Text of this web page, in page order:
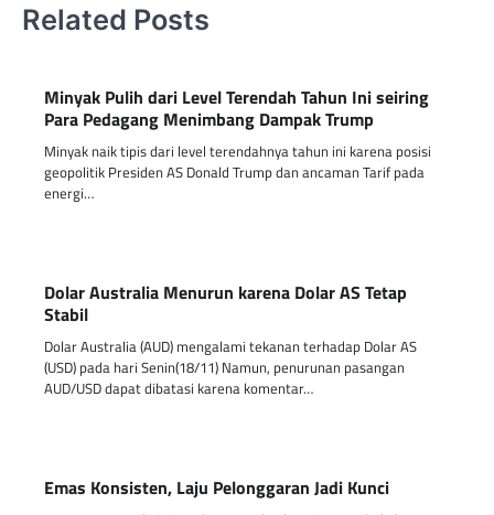
Related Posts
Minyak Pulih dari Level Terendah Tahun Ini seiring
Para Pedagang Menimbang Dampak Trump
Minyak naik tipis dari level terendahnya tahun ini karena posisi
geopolitik Presiden AS Donald Trump dan ancaman Tarif pada
energi…
Dolar Australia Menurun karena Dolar AS Tetap
Stabil
Dolar Australia (AUD) mengalami tekanan terhadap Dolar AS
(USD) pada hari Senin(18/11) Namun, penurunan pasangan
AUD/USD dapat dibatasi karena komentar…
Emas Konsisten, Laju Pelonggaran Jadi Kunci